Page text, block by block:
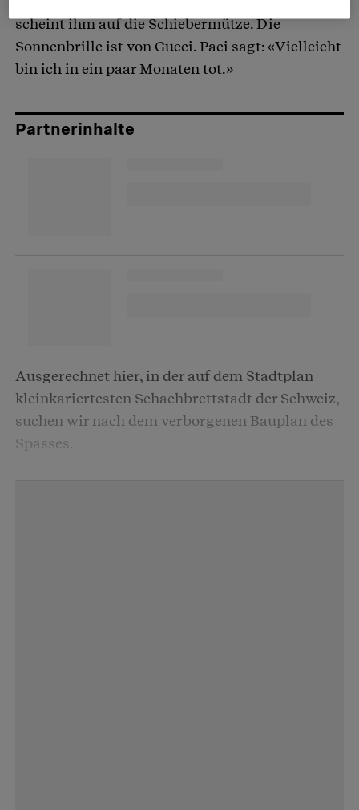
scheint ihm auf die Schiebermütze. Die
Sonnenbrille ist von Gucci. Paci sagt: «Vielleicht
bin ich in ein paar Monaten tot.»
Partnerinhalte
Ausgerechnet hier, in der auf dem Stadtplan
kleinkariertesten Schachbrettstadt der Schweiz,
suchen wir nach dem verborgenen Bauplan des
Spasses.